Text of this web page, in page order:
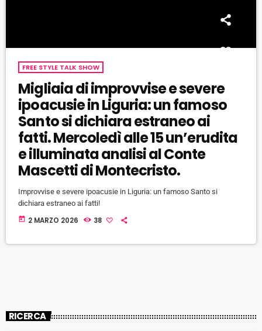
FREE STYLE TALK SHOW
Migliaia di improvvise e severe
ipoacusie in Liguria: un famoso
Santo si dichiara estraneo ai
fatti. Mercoledì alle 15 un’erudita
e illuminata analisi al Conte
Mascetti di Montecristo.
Improvvise e severe ipoacusie in Liguria: un famoso Santo si
dichiara estraneo ai fatti!
today 2 MARZO 2026 38
RICERCA